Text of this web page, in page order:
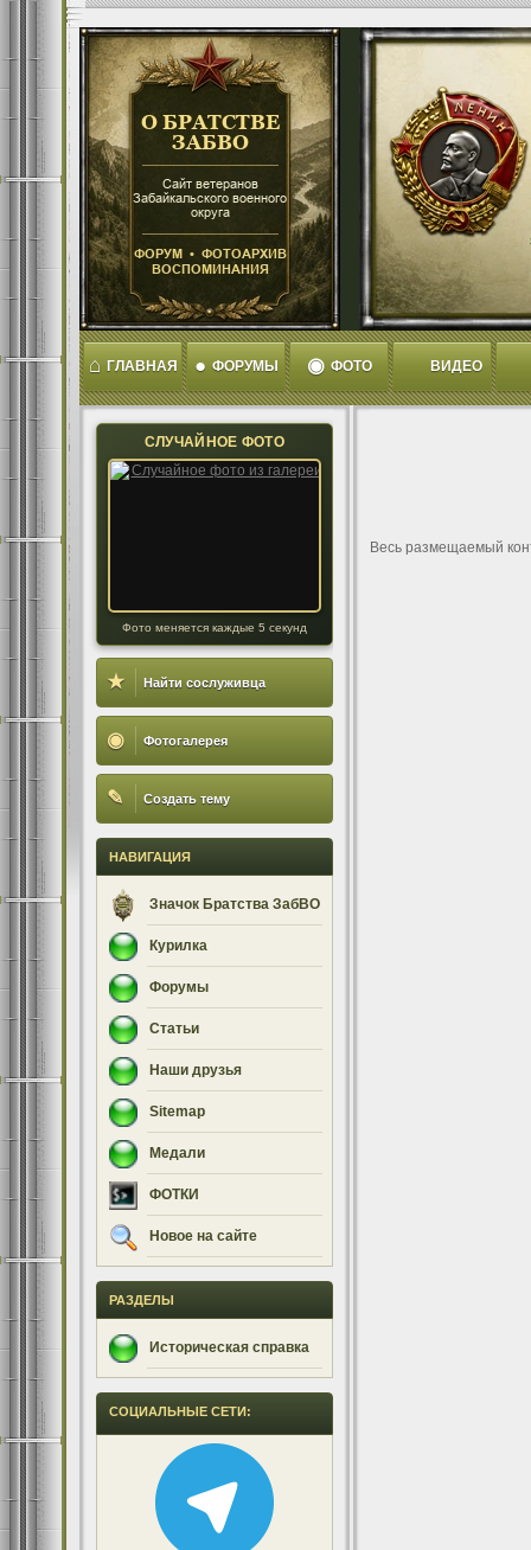
⌂ ГЛАВНАЯ ● ФОРУМЫ ◉ ФОТО ВИДЕО
СЛУЧАЙНОЕ ФОТО
Фото меняется каждые 5 секунд
★ Найти сослуживца
◉ Фотогалерея
✎ Создать тему
НАВИГАЦИЯ
Значок Братства ЗабВО
Курилка
Форумы
Статьи
Наши друзья
Sitemap
Медали
ФОТКИ
Новое на сайте
РАЗДЕЛЫ
Историческая справка
СОЦИАЛЬНЫЕ СЕТИ:
Весь размещаемый